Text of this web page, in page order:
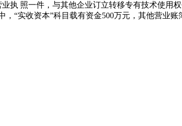
执 照一件，与其他企业订立转移专有技术使用
“实收资本”科目载有资金500万元，其他营业账